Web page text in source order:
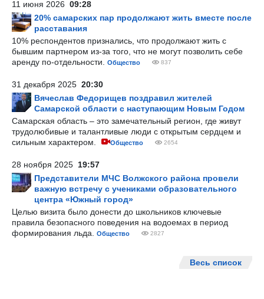
11 июня 2026 09:28
20% самарских пар продолжают жить вместе после
расставания
10% респондентов признались, что продолжают жить с
бывшим партнером из-за того, что не могут позволить себе
аренду по-отдельности.
Общество 837
31 декабря 2025 20:30
Вячеслав Федорищев поздравил жителей
Самарской области с наступающим Новым Годом
Самарская область – это замечательный регион, где живут
трудолюбивые и талантливые люди с открытым сердцем и
сильным характером.
Общество 2654
28 ноября 2025 19:57
Представители МЧС Волжского района провели
важную встречу с учениками образовательного
центра «Южный город»
Целью визита было донести до школьников ключевые
правила безопасного поведения на водоемах в период
формирования льда.
Общество 2827
Весь список